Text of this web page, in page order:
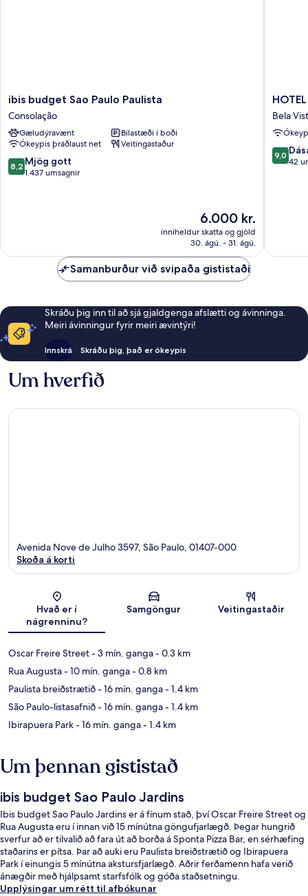
ibis
budget
Sao
Paulo
Paulista
Consolação
ibis budget Sao Paulo Paulista
Consolação
Gæludýravænt
Bílastæði í boði
Ókeypis þráðlaust net
Veitingastaður
8.2
af
8,2 Mjög gott
1.437 umsagnir
Verðið
er
6.000 kr.
6.000 kr.
inniheldur skatta og gjöld
30. ágú. - 31. ágú.
HOTEL
4
LIVING
Bela
Vista
Bela
9.0
af
9,0
42
Samanburður við svipaða gististaði
Skráðu þig inn til að sjá gjaldgenga afslætti og ávinninga.
Meiri ávinningur fyrir meiri ævintýri!
Innskrá Skráðu þig, það er ókeypis
Um hverfið
Kort
Avenida Nove de Julho 3597, São Paulo, 01407-000
Skoða á korti
Hvað er í
nágrenninu?
Samgöngur Veitingastaðir
Oscar Freire Street- 3 mín. ganga- 0.3 km
Rua Augusta- 10 mín. ganga- 0.8 km
Paulista breiðstrætið- 16 mín. ganga- 1.4 km
São Paulo-listasafnið- 16 mín. ganga- 1.4 km
Ibirapuera Park- 16 mín. ganga- 1.4 km
Um þennan gististað
ibis budget Sao Paulo Jardins
Ibis budget Sao Paulo Jardins er á fínum stað, því Oscar Freire Street og
Rua Augusta eru í innan við 15 mínútna göngufjarlægð. Þegar hungrið
sverfur að er tilvalið að fara út að borða á Sponta Pizza Bar, en sérhæfing
staðarins er pítsa. Þar að auki eru Paulista breiðstrætið og Ibirapuera
Park í einungis 5 mínútna akstursfjarlægð. Aðrir ferðamenn hafa verið
ánægðir með hjálpsamt starfsfólk og góða staðsetningu.
Upplýsingar um rétt til afbókunar